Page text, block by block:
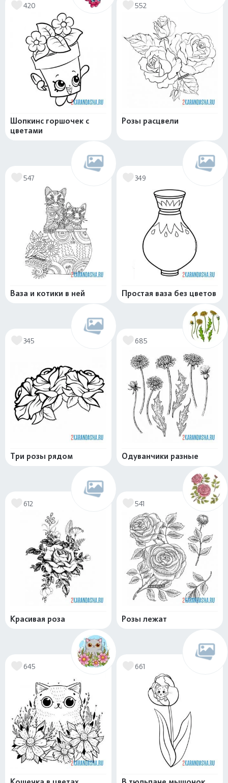
420
Шопкинс горшочек с
цветами
552
Розы расцвели
547
Ваза и котики в ней
349
Простая ваза без цветов
345
Три розы рядом
685
Одуванчики разные
612
Красивая роза
541
Розы лежат
645 661